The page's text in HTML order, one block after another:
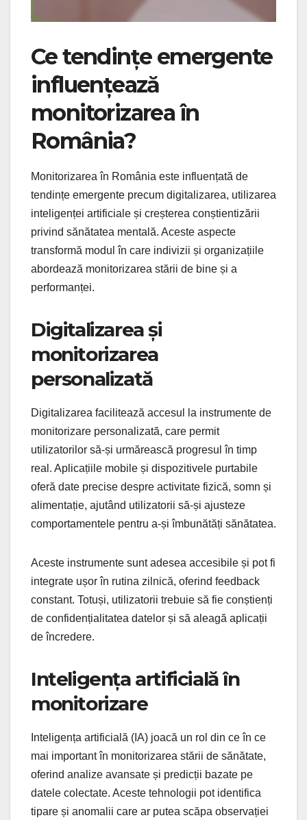
Ce tendințe emergente
influențează
monitorizarea în
România?
Monitorizarea în România este influențată de
tendințe emergente precum digitalizarea, utilizarea
inteligenței artificiale și creșterea conștientizării
privind sănătatea mentală. Aceste aspecte
transformă modul în care indivizii și organizațiile
abordează monitorizarea stării de bine și a
performanței.
Digitalizarea și
monitorizarea
personalizată
Digitalizarea facilitează accesul la instrumente de
monitorizare personalizată, care permit
utilizatorilor să-și urmărească progresul în timp
real. Aplicațiile mobile și dispozitivele purtabile
oferă date precise despre activitate fizică, somn și
alimentație, ajutând utilizatorii să-și ajusteze
comportamentele pentru a-și îmbunătăți sănătatea.
Aceste instrumente sunt adesea accesibile și pot fi
integrate ușor în rutina zilnică, oferind feedback
constant. Totuși, utilizatorii trebuie să fie conștienți
de confidențialitatea datelor și să aleagă aplicații
de încredere.
Inteligența artificială în
monitorizare
Inteligența artificială (IA) joacă un rol din ce în ce
mai important în monitorizarea stării de sănătate,
oferind analize avansate și predicții bazate pe
datele colectate. Aceste tehnologii pot identifica
tipare și anomalii care ar putea scăpa observației